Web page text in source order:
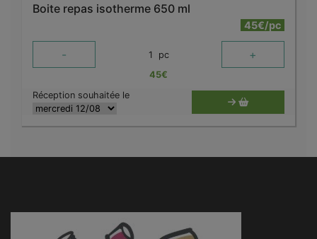
Boite repas isotherme 650 ml
45€/pc
- 1 pc +
45€
Réception souhaitée le